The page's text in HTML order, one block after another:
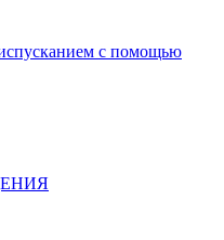
с помощью